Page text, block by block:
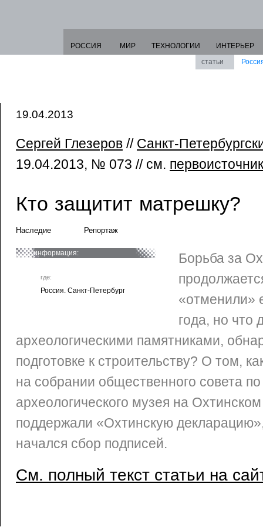
РОССИЯ МИР ТЕХНОЛОГИИ
ИНТЕРЬЕР
статьи
19.04.2013
Сергей Глезеров // Санкт-
19.04.2013, № 073 // см. первоисточник
Кто защитит матрешку?
Наследие Репортаж
информация:
где:
Россия. Санкт-Петербург
Борьба за
«отменили»
года, но что
археологическими памятниками,
подготовке к строительству? О том,
на собрании общественного совета
археологического музея на
поддержали «Охтинскую
начался сбор подписей.
См. полный текст статьи на